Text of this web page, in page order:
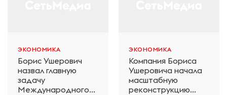
ЭКОНОМИКА
Борис Ушерович
назвал главную
задачу
Международного
ЭКОНОМИКА
Компания Бориса
Ушеровича начала
масштабную
реконструкцию